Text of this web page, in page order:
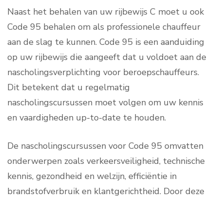
Naast het behalen van uw rijbewijs C moet u ook
Code 95 behalen om als professionele chauffeur
aan de slag te kunnen. Code 95 is een aanduiding
op uw rijbewijs die aangeeft dat u voldoet aan de
nascholingsverplichting voor beroepschauffeurs.
Dit betekent dat u regelmatig
nascholingscursussen moet volgen om uw kennis
en vaardigheden up-to-date te houden.
De nascholingscursussen voor Code 95 omvatten
onderwerpen zoals verkeersveiligheid, technische
kennis, gezondheid en welzijn, efficiëntie in
brandstofverbruik en klantgerichtheid. Door deze